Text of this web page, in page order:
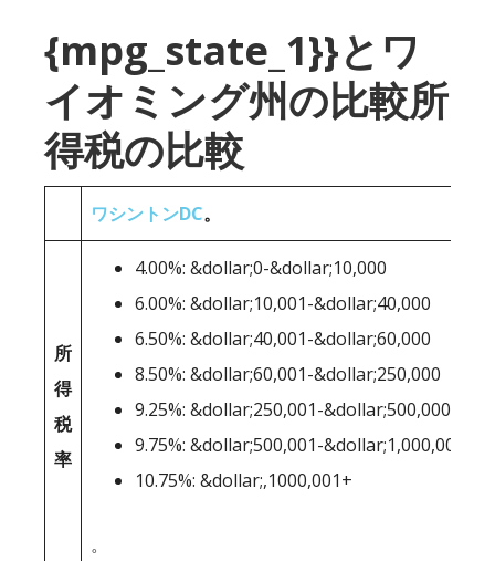
{mpg_state_1}}とワ
イオミング州の比較所
得税の比較
ワシントンDC。
所
得
税
率
4.00%: &dollar;0-&dollar;10,000
6.00%: &dollar;10,001-&dollar;40,000
6.50%: &dollar;40,001-&dollar;60,000
8.50%: &dollar;60,001-&dollar;250,000
9.25%: &dollar;250,001-&dollar;500,000
9.75%: &dollar;500,001-&dollar;1,000,000
10.75%: &dollar;,1000,001+
。